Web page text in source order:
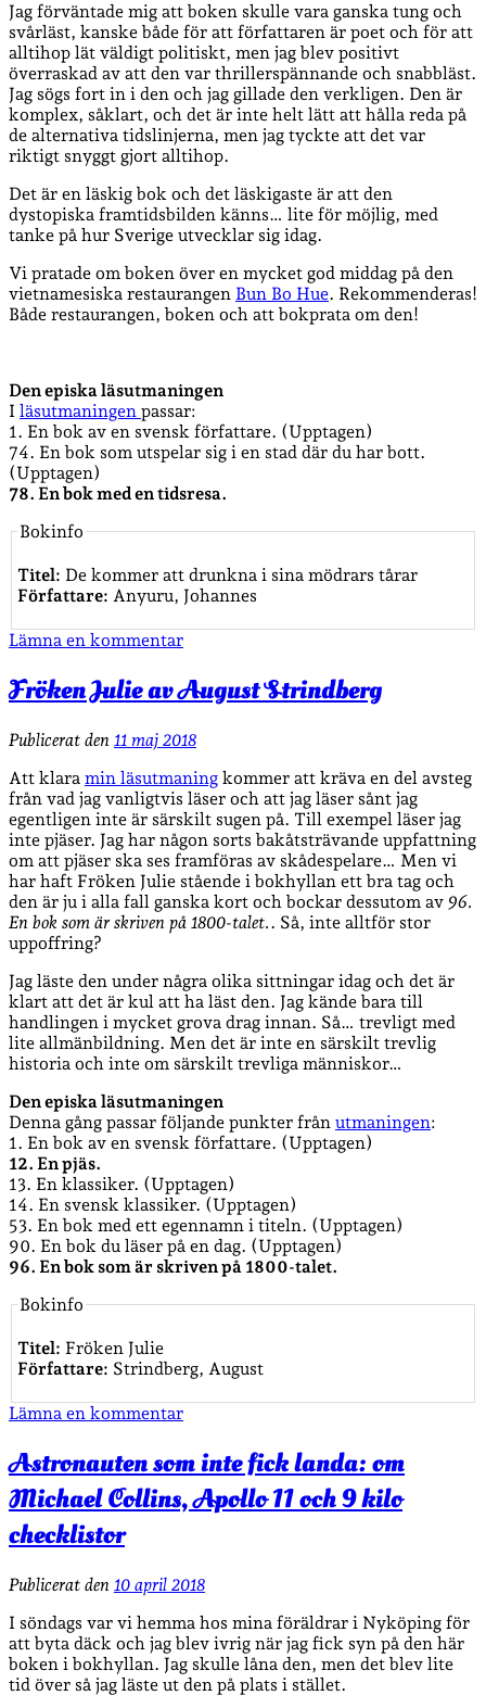
Jag förväntade mig att boken skulle vara ganska tung och
svårläst, kanske både för att författaren är poet och för att
alltihop lät väldigt politiskt, men jag blev positivt
överraskad av att den var thrillerspännande och snabbläst.
Jag sögs fort in i den och jag gillade den verkligen. Den är
komplex, såklart, och det är inte helt lätt att hålla reda på
de alternativa tidslinjerna, men jag tyckte att det var
riktigt snyggt gjort alltihop.
Det är en läskig bok och det läskigaste är att den
dystopiska framtidsbilden känns… lite för möjlig, med
tanke på hur Sverige utvecklar sig idag.
Vi pratade om boken över en mycket god middag på den
vietnamesiska restaurangen Bun Bo Hue. Rekommenderas!
Både restaurangen, boken och att bokprata om den!
Den episka läsutmaningen
I läsutmaningen passar:
1. En bok av en svensk författare. (Upptagen)
74. En bok som utspelar sig i en stad där du har bott.
(Upptagen)
78. En bok med en tidsresa.
Bokinfo
Titel: De kommer att drunkna i sina mödrars tårar
Författare: Anyuru, Johannes
Lämna en kommentar
Fröken Julie av August Strindberg
Publicerat den 11 maj 2018
Att klara min läsutmaning kommer att kräva en del avsteg
från vad jag vanligtvis läser och att jag läser sånt jag
egentligen inte är särskilt sugen på. Till exempel läser jag
inte pjäser. Jag har någon sorts bakåtsträvande uppfattning
om att pjäser ska ses framföras av skådespelare… Men vi
har haft Fröken Julie stående i bokhyllan ett bra tag och
den är ju i alla fall ganska kort och bockar dessutom av 96.
En bok som är skriven på 1800-talet.. Så, inte alltför stor
uppoffring?
Jag läste den under några olika sittningar idag och det är
klart att det är kul att ha läst den. Jag kände bara till
handlingen i mycket grova drag innan. Så… trevligt med
lite allmänbildning. Men det är inte en särskilt trevlig
historia och inte om särskilt trevliga människor…
Den episka läsutmaningen
Denna gång passar följande punkter från utmaningen:
1. En bok av en svensk författare. (Upptagen)
12. En pjäs.
13. En klassiker. (Upptagen)
14. En svensk klassiker. (Upptagen)
53. En bok med ett egennamn i titeln. (Upptagen)
90. En bok du läser på en dag. (Upptagen)
96. En bok som är skriven på 1800-talet.
Bokinfo
Titel: Fröken Julie
Författare: Strindberg, August
Lämna en kommentar
Astronauten som inte fick landa: om
Michael Collins, Apollo 11 och 9 kilo
checklistor
Publicerat den 10 april 2018
I söndags var vi hemma hos mina föräldrar i Nyköping för
att byta däck och jag blev ivrig när jag fick syn på den här
boken i bokhyllan. Jag skulle låna den, men det blev lite
tid över så jag läste ut den på plats i stället.